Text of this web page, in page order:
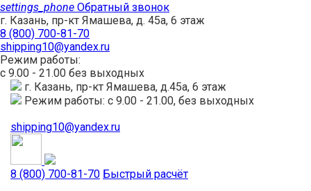
settings_phone Обратный звонок
г. Казань, пр-кт Ямашева, д. 45а, 6 этаж
8 (800) 700-81-70
shipping10@yandex.ru
Режим работы:
с 9.00 - 21.00 без выходных
г. Казань, пр-кт Ямашева, д.45а, 6 этаж
Режим работы: с 9.00 - 21.00, без выходных
shipping10@yandex.ru
8 (800) 700-81-70 Быстрый расчёт